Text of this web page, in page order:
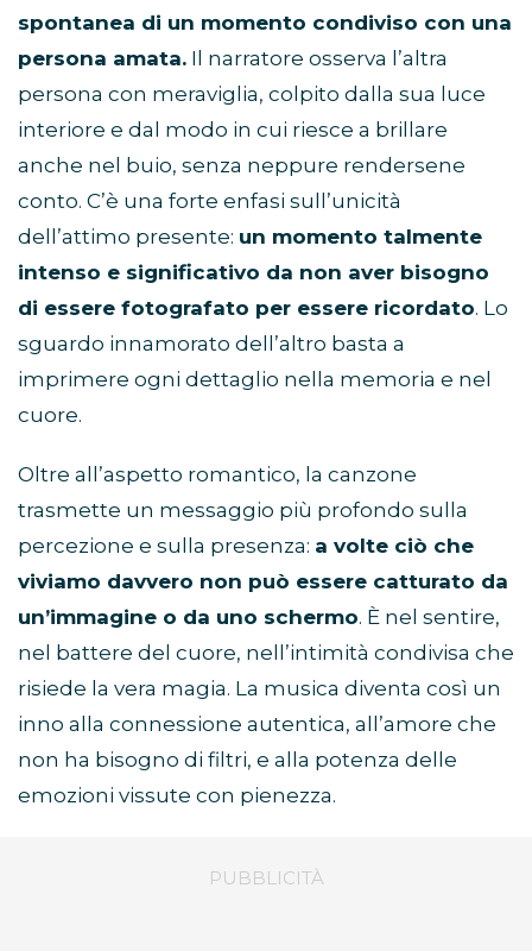
spontanea di un momento condiviso con una
persona amata. Il narratore osserva l’altra
persona con meraviglia, colpito dalla sua luce
interiore e dal modo in cui riesce a brillare
anche nel buio, senza neppure rendersene
conto. C’è una forte enfasi sull’unicità
dell’attimo presente: un momento talmente
intenso e significativo da non aver bisogno
di essere fotografato per essere ricordato. Lo
sguardo innamorato dell’altro basta a
imprimere ogni dettaglio nella memoria e nel
cuore.
Oltre all’aspetto romantico, la canzone
trasmette un messaggio più profondo sulla
percezione e sulla presenza: a volte ciò che
viviamo davvero non può essere catturato da
un’immagine o da uno schermo. È nel sentire,
nel battere del cuore, nell’intimità condivisa che
risiede la vera magia. La musica diventa così un
inno alla connessione autentica, all’amore che
non ha bisogno di filtri, e alla potenza delle
emozioni vissute con pienezza.